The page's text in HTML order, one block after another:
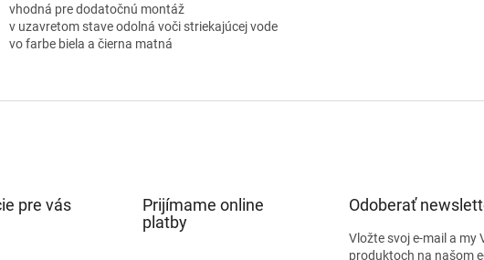
vhodná pre dodatočnú montáž
v uzavretom stave odolná voči striekajúcej vode
vo farbe biela a čierna matná
pre vás
Prijímame online
platby
Odoberať
Vložte svoj e-mail a my
produktoch na našom